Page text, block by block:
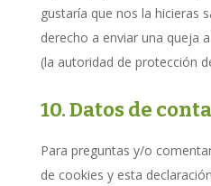
gustaría que nos la hicieras
derecho a enviar una queja
(la autoridad de protección
10. Datos de
Para preguntas y/o
de cookies y esta